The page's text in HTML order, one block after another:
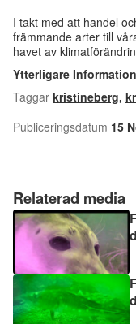
Relaterad media
I takt med att handel
främmande arter till
havet av
Ytterligare Information
Taggar kristineberg,
Publiceringsdatum 15